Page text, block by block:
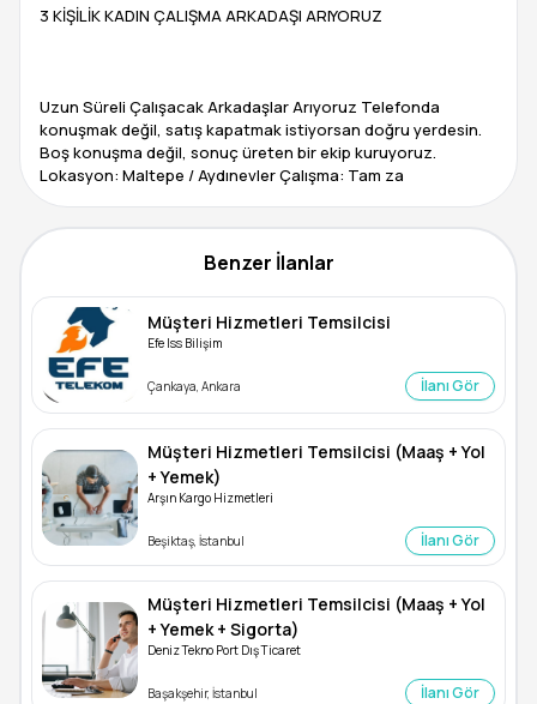
3 KİŞİLİK KADIN ÇALIŞMA ARKADAŞI ARIYORUZ
Uzun Süreli Çalışacak Arkadaşlar Arıyoruz Telefonda
konuşmak değil, satış kapatmak istiyorsan doğru yerdesin.
Boş konuşma değil, sonuç üreten bir ekip kuruyoruz.
Lokasyon: Maltepe / Aydınevler Çalışma: Tam za
Benzer İlanlar
Müşteri Hizmetleri Temsilcisi
Efe Iss Bilişim
Çankaya, Ankara İlanı Gör
Müşteri Hizmetleri Temsilcisi (Maaş + Yol
+ Yemek)
Arşın Kargo Hizmetleri
Beşiktaş, İstanbul İlanı Gör
Müşteri Hizmetleri Temsilcisi (Maaş + Yol
+ Yemek + Sigorta)
Deniz Tekno Port Dış Ticaret
Başakşehir, İstanbul İlanı Gör